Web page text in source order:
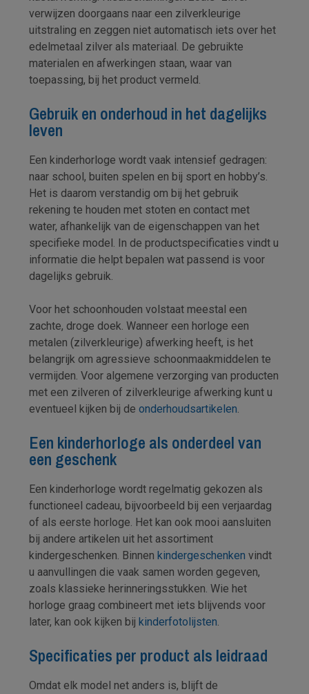
verwijzen doorgaans naar een zilverkleurige
uitstraling en zeggen niet automatisch iets over het
edelmetaal zilver als materiaal. De gebruikte
materialen en afwerkingen staan, waar van
toepassing, bij het product vermeld.
Gebruik en onderhoud in het dagelijks
leven
Een kinderhorloge wordt vaak intensief gedragen:
naar school, buiten spelen en bij sport en hobby’s.
Het is daarom verstandig om bij het gebruik
rekening te houden met stoten en contact met
water, afhankelijk van de eigenschappen van het
specifieke model. In de productspecificaties vindt u
informatie die helpt bepalen wat passend is voor
dagelijks gebruik.
Voor het schoonhouden volstaat meestal een
zachte, droge doek. Wanneer een horloge een
metalen (zilverkleurige) afwerking heeft, is het
belangrijk om agressieve schoonmaakmiddelen te
vermijden. Voor algemene verzorging van producten
met een zilveren of zilverkleurige afwerking kunt u
eventueel kijken bij deonderhoudsartikelen.
Een kinderhorloge als onderdeel van
een geschenk
Een kinderhorloge wordt regelmatig gekozen als
functioneel cadeau, bijvoorbeeld bij een verjaardag
of als eerste horloge. Het kan ook mooi aansluiten
bij andere artikelen uit het assortiment
kindergeschenken. Binnenkindergeschenken vindt
u aanvullingen die vaak samen worden gegeven,
zoals klassieke herinneringsstukken. Wie het
horloge graag combineert met iets blijvends voor
later, kan ook kijken bijkinderfotolijsten.
Specificaties per product als leidraad
Omdat elk model net anders is, blijft de